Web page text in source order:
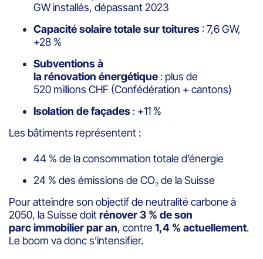
GW installés, dépassant 2023
Capacité solaire totale sur toitures : 7,6 GW,
+28 %
Subventions à
la rénovation énergétique : plus de
520 millions CHF (Confédération + cantons)
Isolation de façades : +11 %
Les bâtiments représentent :
44 % de la consommation totale d’énergie
24 % des émissions de CO₂ de la Suisse
Pour atteindre son objectif de neutralité carbone à
2050, la Suisse doitrénover 3 % de son
parc immobilier par an, contre1,4 % actuellement.
Le boom va donc s’intensifier.